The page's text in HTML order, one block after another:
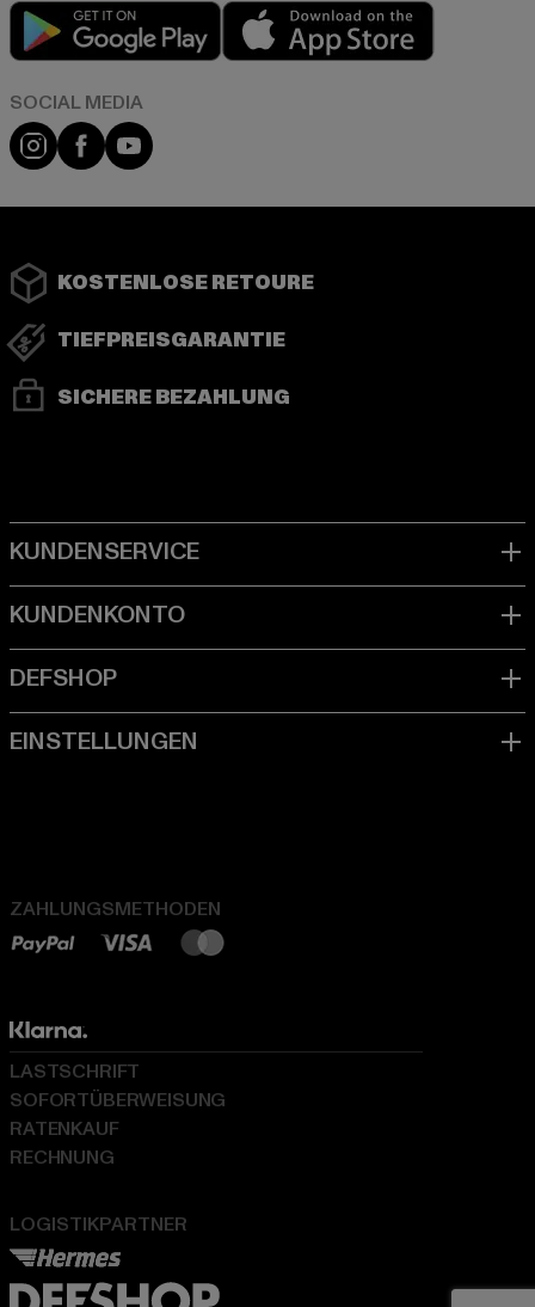
Play market
Instagram
FacebookYouTube
KOSTENLOSE RETOURE
TIEFPREISGARANTIE
SICHERE BEZAHLUNG
ZAHLUNGSMETHODEN
LOGISTIKPARTNER
LASTSCHRIFT
SOFORTÜBERWEISUNG
RATENKAUF
RECHNUNG